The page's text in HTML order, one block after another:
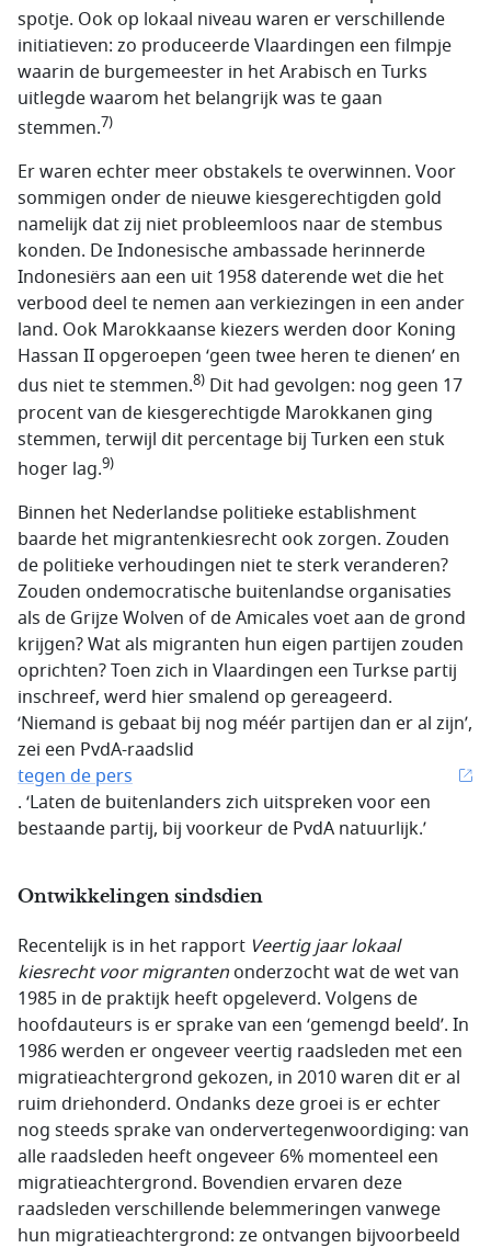
spotje. Ook op lokaal niveau waren er verschillende
initiatieven: zo produceerde Vlaardingen een filmpje
waarin de burgemeester in het Arabisch en Turks
uitlegde waarom het belangrijk was te gaan
stemmen.7)
Er waren echter meer obstakels te overwinnen. Voor
sommigen onder de nieuwe kiesgerechtigden gold
namelijk dat zij niet probleemloos naar de stembus
konden. De Indonesische ambassade herinnerde
Indonesiërs aan een uit 1958 daterende wet die het
verbood deel te nemen aan verkiezingen in een ander
land. Ook Marokkaanse kiezers werden door Koning
Hassan II opgeroepen ‘geen twee heren te dienen’ en
dus niet te stemmen.8) Dit had gevolgen: nog geen 17
procent van de kiesgerechtigde Marokkanen ging
stemmen, terwijl dit percentage bij Turken een stuk
hoger lag.9)
Binnen het Nederlandse politieke establishment
baarde het migrantenkiesrecht ook zorgen. Zouden
de politieke verhoudingen niet te sterk veranderen?
Zouden ondemocratische buitenlandse organisaties
als de Grijze Wolven of de Amicales voet aan de grond
krijgen? Wat als migranten hun eigen partijen zouden
oprichten? Toen zich in Vlaardingen een Turkse partij
inschreef, werd hier smalend op gereageerd.
‘Niemand is gebaat bij nog méér partijen dan er al zijn’,
zei een PvdA-raadslid
tegen de pers
. ‘Laten de buitenlanders zich uitspreken voor een
bestaande partij, bij voorkeur de PvdA natuurlijk.’
Ontwikkelingen sindsdien
Recentelijk is in het rapport Veertig jaar lokaal
kiesrecht voor migranten onderzocht wat de wet van
1985 in de praktijk heeft opgeleverd. Volgens de
hoofdauteurs is er sprake van een ‘gemengd beeld’. In
1986 werden er ongeveer veertig raadsleden met een
migratieachtergrond gekozen, in 2010 waren dit er al
ruim driehonderd. Ondanks deze groei is er echter
nog steeds sprake van ondervertegenwoordiging: van
alle raadsleden heeft ongeveer 6% momenteel een
migratieachtergrond. Bovendien ervaren deze
raadsleden verschillende belemmeringen vanwege
hun migratieachtergrond: ze ontvangen bijvoorbeeld